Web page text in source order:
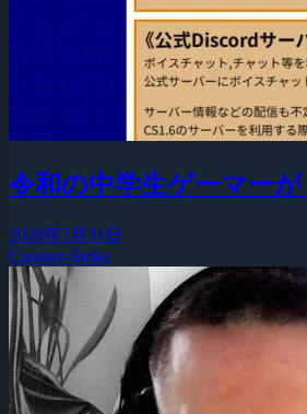
令和の中学生ゲーマー
2026年7月31日
Counter-Strike